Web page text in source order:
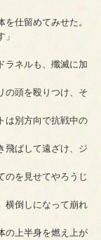
仕留めてみせた。
ラネルも、殲滅に加
の頭を殴りつけ、そ
は別方向で抗戦中の
飛ばして遠ざけ、ジ
のを見せてやろうじ
横倒しになって崩れ
の上半身を燃え上が